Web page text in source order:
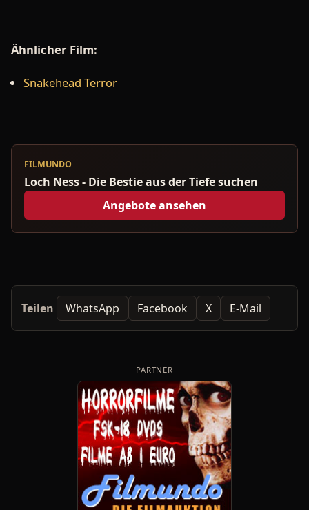
Ähnlicher Film:
Snakehead Terror
FILMUNDO
Loch Ness - Die Bestie aus der Tiefe suchen
Angebote ansehen
Teilen WhatsApp Facebook X E-Mail
PARTNER